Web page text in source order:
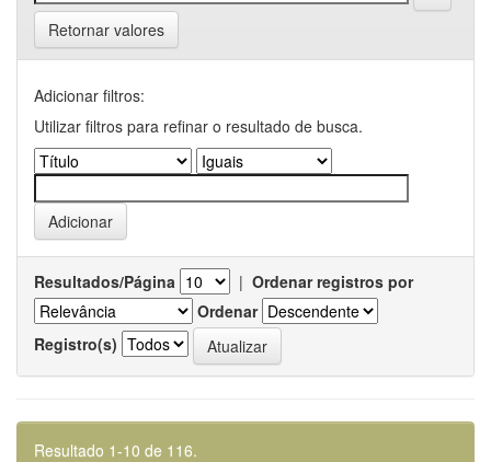
Retornar valores
Adicionar filtros:
Utilizar filtros para refinar o resultado de busca.
Resultados/Página | Ordenar registros por
Ordenar
Registro(s)
Resultado 1-10 de 116.